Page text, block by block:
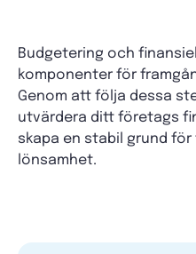
Budgetering och
komponenter för
Genom att följa dessa
utvärdera ditt företags
skapa en stabil grund
lönsamhet.